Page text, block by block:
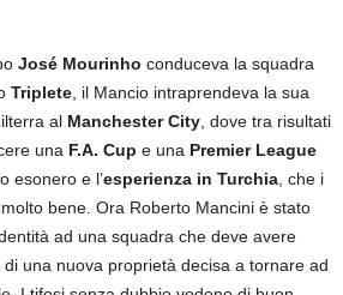
José Mourinho conduceva la squadra
Triplete , il Mancio intraprendeva la sua
al Manchester City , dove tra risultati
una F.A. Cup e una Premier League
esonero e l’esperienza in Turchia , che i
bene. Ora Roberto Mancini è stato
ad una squadra che deve avere
una nuova proprietà decisa a tornare ad